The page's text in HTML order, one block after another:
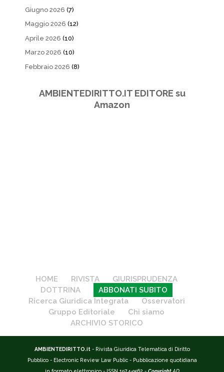
Giugno 2026 (7)
Maggio 2026 (12)
Aprile 2026 (10)
Marzo 2026 (10)
Febbraio 2026 (8)
AMBIENTEDIRITTO.IT EDITORE su
Amazon
HOME RIVISTA
GIURISPRUDENZA
DOTTRINA
ABBONATI SUBITO
Ricerca Giuridica Integrata
Osservatori
Gruppo Editoriale
Chi siamo
ARCHIVIO STORICO
AMBIENTEDIRITTO.it - Rivista Giuridica Telematica di Diritto
Pubblico - Electronic Review Law Public - Pubblicazione quotidiana